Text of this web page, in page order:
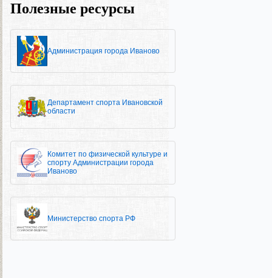
Полезные ресурсы
Администрация города Иваново
Департамент спорта Ивановской
области
Комитет по физической культуре и
спорту Администрации города
Иваново
Министерство спорта РФ